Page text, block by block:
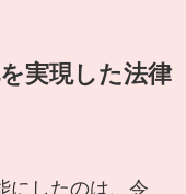
実現した法律
にしたのは、令